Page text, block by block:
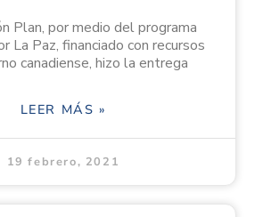
Plan, por medio del programa
La Paz, financiado con recursos
canadiense, hizo la entrega
LEER MÁS »
19 febrero, 2021